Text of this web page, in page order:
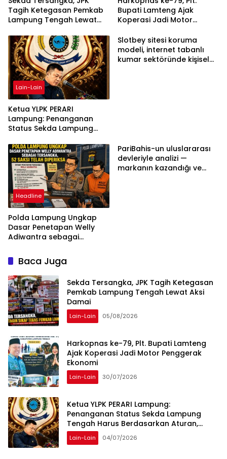
Tagih Ketegasan Pemkab
Lampung Tengah Lewat
Bupati Lamteng Ajak
Koperasi Jadi Motor
Lain-Lain
Ketua YLPK PERARI
Lampung: Penanganan
Status Sekda Lampung
Berdasarkan Aturan,
Bukan Tekanan Opini
Slotbey sitesi koruma
modeli, internet tabanlı
kumar sektöründe kişisel
Headline
Polda Lampung Ungkap
Dasar Penetapan Welly
Adiwantra sebagai
Diperiksa
PariBahis-un uluslararası
devleriyle analizi —
markanın kazandığı ve
Baca Juga
Sekda Tersangka, JPK Tagih Ketegasan
Pemkab Lampung Tengah Lewat Aksi
Damai
Lain-Lain 05/08/2026
Harkopnas ke-79, Plt. Bupati Lamteng
Ajak Koperasi Jadi Motor Penggerak
Ekonomi
Lain-Lain 30/07/2026
Ketua YLPK PERARI Lampung:
Penanganan Status Sekda Lampung
Tengah Harus Berdasarkan Aturan,
Bukan Tekanan Opini
Lain-Lain 04/07/2026